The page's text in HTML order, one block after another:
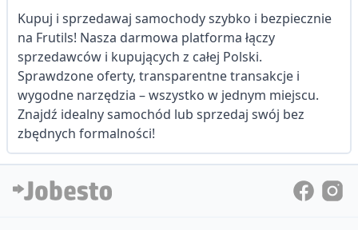
Kupuj i sprzedawaj samochody szybko i bezpiecznie
na Frutils! Nasza darmowa platforma łączy
sprzedawców i kupujących z całej Polski.
Sprawdzone oferty, transparentne transakcje i
wygodne narzędzia – wszystko w jednym miejscu.
Znajdź idealny samochód lub sprzedaj swój bez
zbędnych formalności!